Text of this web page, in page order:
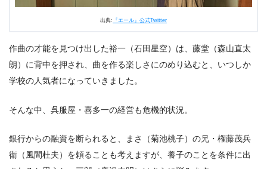
出典: 『エール』公式Twitter
作曲の才能を見つけ出した裕一（石田星空）は、藤堂（森山直太
朗）に背中を押され、曲を作る楽しさにのめり込むと、いつしか
学校の人気者になっていきました。
そんな中、呉服屋・喜多一の経営も危機的状況。
銀行からの融資を断られると、まさ（菊池桃子）の兄・権藤茂兵
衛（風間杜夫）を頼ることも考えますが、養子のことを条件に出